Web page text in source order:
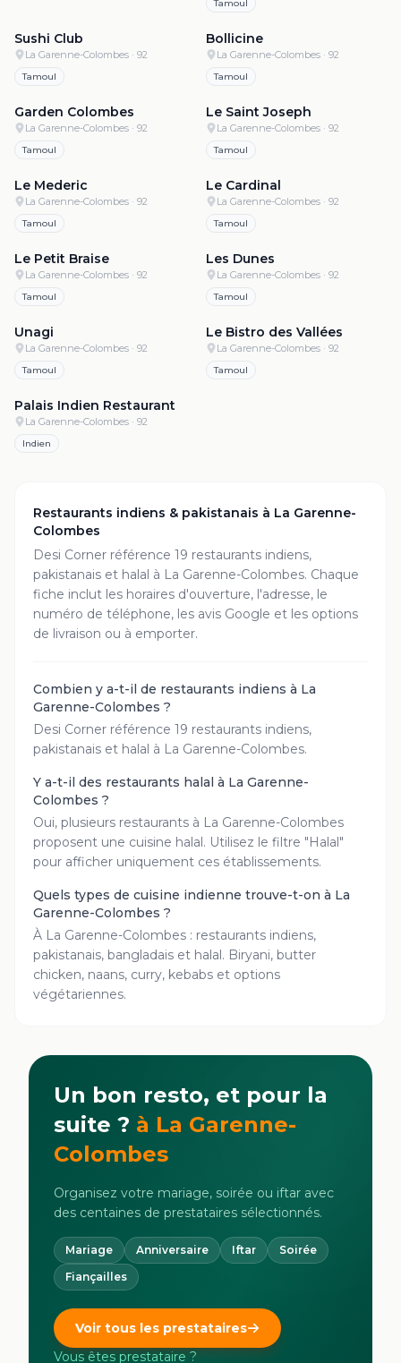
Tamoul
Sushi Club
La Garenne-Colombes · 92
Tamoul
Bollicine
La Garenne-Colombes · 92
Tamoul
Garden Colombes
La Garenne-Colombes · 92
Tamoul
Le Saint Joseph
La Garenne-Colombes · 92
Tamoul
Le Mederic
La Garenne-Colombes · 92
Tamoul
Le Cardinal
La Garenne-Colombes · 92
Tamoul
Le Petit Braise
La Garenne-Colombes · 92
Tamoul
Les Dunes
La Garenne-Colombes · 92
Tamoul
Unagi
La Garenne-Colombes · 92
Tamoul
Le Bistro des Vallées
La Garenne-Colombes · 92
Tamoul
Palais Indien Restaurant
La Garenne-Colombes · 92
Indien
Restaurants indiens & pakistanais à La Garenne-
Colombes
Desi Corner référence 19 restaurants indiens,
pakistanais et halal à La Garenne-Colombes. Chaque
fiche inclut les horaires d'ouverture, l'adresse, le
numéro de téléphone, les avis Google et les options
de livraison ou à emporter.
Combien y a-t-il de restaurants indiens à La
Garenne-Colombes ?
Desi Corner référence 19 restaurants indiens,
pakistanais et halal à La Garenne-Colombes.
Y a-t-il des restaurants halal à La Garenne-
Colombes ?
Oui, plusieurs restaurants à La Garenne-Colombes
proposent une cuisine halal. Utilisez le filtre "Halal"
pour afficher uniquement ces établissements.
Quels types de cuisine indienne trouve-t-on à La
Garenne-Colombes ?
À La Garenne-Colombes : restaurants indiens,
pakistanais, bangladais et halal. Biryani, butter
chicken, naans, curry, kebabs et options
végétariennes.
Un bon resto, et pour la
suite ? à La Garenne-
Colombes
Organisez votre mariage, soirée ou iftar avec
des centaines de prestataires sélectionnés.
Mariage Anniversaire Iftar
Soirée
Fiançailles
Voir tous les prestataires
Vous êtes prestataire ?